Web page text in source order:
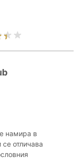
намира в
отличава